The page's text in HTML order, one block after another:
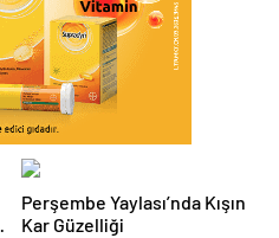
Perşembe Yaylası’nda Kışın
Kar Güzelliği